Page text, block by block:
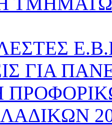
ΓΙΑ